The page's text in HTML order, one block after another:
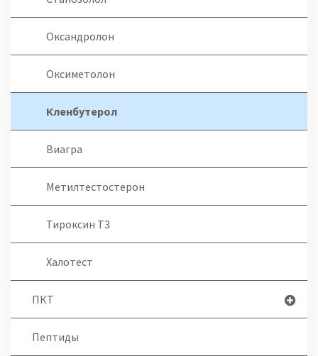
Оксандролон
Оксиметолон
Кленбутерол
Виагра
Метилтестостерон
Тироксин Т3
Халотест
ПКТ
Пептиды